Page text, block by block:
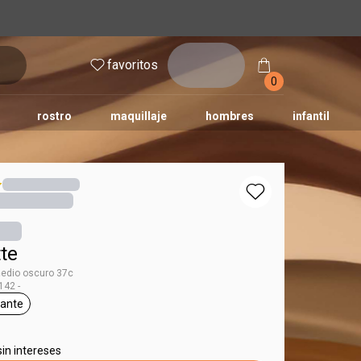
favoritos
inicia
0
rostro maquillaje hombres infantil
oscuro 37c
-
piel radiante
intereses